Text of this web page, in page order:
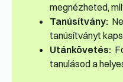
megnézheted,
Tanúsítvány:
tanúsítványt
Utánkövetés:
tanulásod a